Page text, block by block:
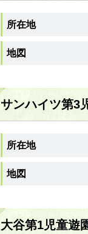
所在地
地図
サンハイツ第3
所在地
地図
大谷第1児童遊